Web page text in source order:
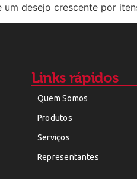
um desejo crescente por
Links rápidos
Quem Somos
Produtos
Serviços
Representantes